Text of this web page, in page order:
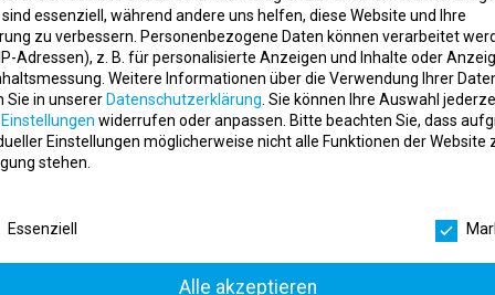
Leistungsfähigkeit und Schmerzfreiheit zu verhelfen.
funktionellem Training und schafft so ein Konzept, das sich
und Leistungsfähigkeit
essenziell, während andere uns helfen, diese Website und Ihre
zu verbessern. Personenbezogene Daten können verarbeitet
Adressen), z. B. für personalisierte Anzeigen und Inhalte oder
Weitere Informationen über die Verwendung Ihrer
Sie in unserer Datenschutzerklärung. Sie können Ihre Auswahl
Einstellungen widerrufen oder anpassen. Bitte beachten Sie, dass
Einstellungen möglicherweise nicht alle Funktionen der Website
stehen.
Essenziell
Alle akzeptieren